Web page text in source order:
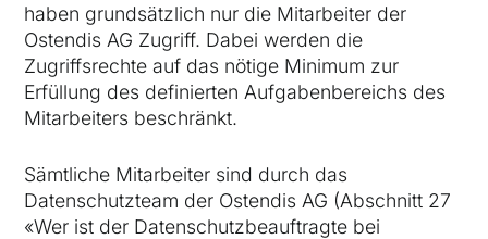
haben grundsätzlich nur die Mitarbeiter der
Ostendis AG Zugriff. Dabei werden die
Zugriffsrechte auf das nötige Minimum zur
Erfüllung des definierten Aufgabenbereichs des
Mitarbeiters beschränkt.
Sämtliche Mitarbeiter sind durch das
Datenschutzteam der Ostendis AG (Abschnitt 27
«Wer ist der Datenschutzbeauftragte bei